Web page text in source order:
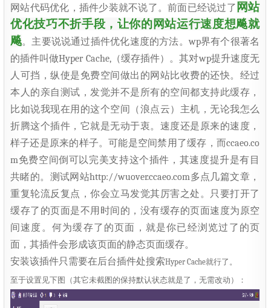
网站代码优化，插件少装就不说了。前面已经说过了 网站
优化技巧不折手段，让你的网站运行速度想飚就
飚。主要说说通过插件优化速度的方法。wp界有个很著名
的插件叫做Hyper Cache,（缓存插件）。其对wp提升速度无
人可挡，纵使是免费空间做出的网站比收费的还快。经过
本人的亲自测试，发觉并不是所有的空间都支持此缓存，
比如说我现在用的这个空间（浪点云）主机，无论我怎么
折腾这个插件，它就是无动于衷。速度还是原来的速度，
样子还是原来的样子。可能是空间禁用了缓存，而ccaeo.co
m免费空间倒可以完美支持这个插件，其速度提升是有目
共睹的。测试网站http://wuover.ccaeo.com多点几篇文章，
重复轮流反复点，你会立马发觉其厉害之处。只要打开了
缓存了的页面是不用时间的，没有缓存的页面速度为原空
间速度。何为缓存了的页面，就是你已经浏览过了的页
面，其插件会形成该页面的静态页面缓存。
安装该插件只需要在后台插件处搜索Hyper Cache就行了。
至于设置见下图（其它未截图的保持默认状态就是了，无需改动）：